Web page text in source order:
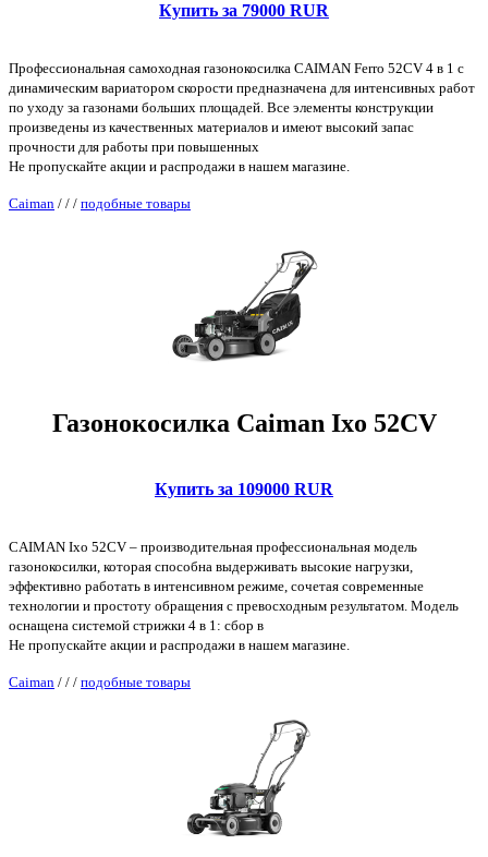
Купить за 79000 RUR
Профессиональная самоходная газонокосилка CAIMAN Ferro 52CV 4 в 1 с
динамическим вариатором скорости предназначена для интенсивных работ
по уходу за газонами больших площадей. Все элементы конструкции
произведены из качественных материалов и имеют высокий запас
прочности для работы при повышенных
Не пропускайте акции и распродажи в нашем магазине.
Caiman / / / подобные товары
Газонокосилка Caiman Ixo 52CV
Купить за 109000 RUR
CAIMAN Ixo 52CV – производительная профессиональная модель
газонокосилки, которая способна выдерживать высокие нагрузки,
эффективно работать в интенсивном режиме, сочетая современные
технологии и простоту обращения с превосходным результатом. Модель
оснащена системой стрижки 4 в 1: сбор в
Не пропускайте акции и распродажи в нашем магазине.
Caiman / / / подобные товары